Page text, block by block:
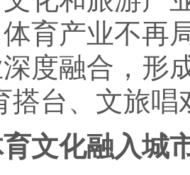
育产业不再
度融合，形
搭台、文旅唱
文化融入城